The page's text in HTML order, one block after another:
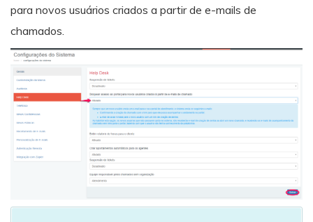
para novos usuários criados a partir de e-mails de
chamados.